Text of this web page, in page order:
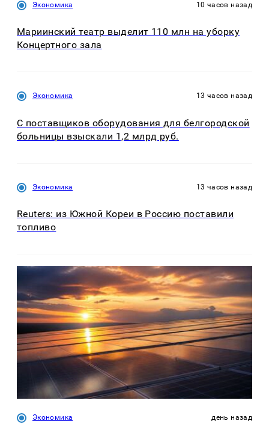
Экономика 10 часов назад
Мариинский театр выделит 110 млн на уборку
Концертного зала
Экономика 13 часов назад
С поставщиков оборудования для белгородской
больницы взыскали 1,2 млрд руб.
Экономика 13 часов назад
Reuters: из Южной Кореи в Россию поставили
топливо
Экономика день назад